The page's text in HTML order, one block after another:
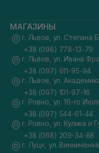
МАГАЗИНЫ
г. Львов, ул. Степана
+38 (098) 778-13-79
г. Львов, ул. Ивана
+38 (097) 611-95-94
г. Львов, ул.
+38 (097) 101-97-16
г. Ровно, ул. 16-го
+38 (097) 544-61-44
г. Ровно, ул. Кулика и
+38 (068) 209-34-88
г. Луцк, ул.